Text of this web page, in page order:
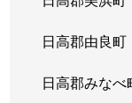
日高郡由良町
日高郡みなべ